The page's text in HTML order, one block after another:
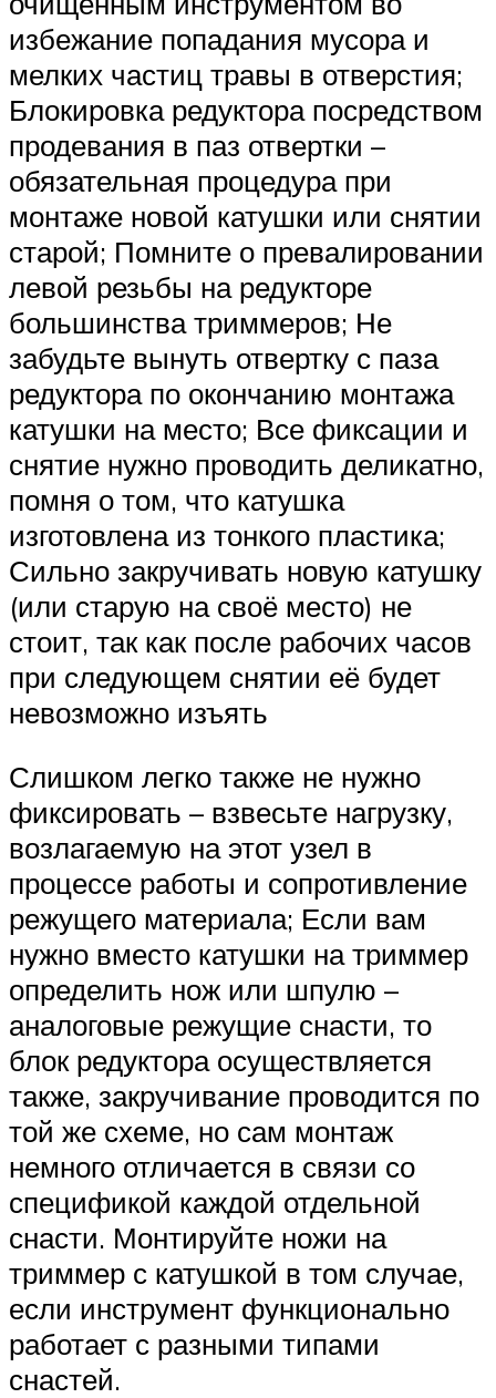
избежание попадания мусора и
мелких частиц травы в отверстия;
Блокировка редуктора посредством
продевания в паз отвертки –
обязательная процедура при
монтаже новой катушки или снятии
старой; Помните о превалировании
левой резьбы на редукторе
большинства триммеров; Не
забудьте вынуть отвертку с паза
редуктора по окончанию монтажа
катушки на место; Все фиксации и
снятие нужно проводить деликатно,
помня о том, что катушка
изготовлена из тонкого пластика;
Сильно закручивать новую катушку
(или старую на своё место) не
стоит, так как после рабочих часов
при следующем снятии её будет
невозможно изъять
Слишком легко также не нужно
фиксировать – взвесьте нагрузку,
возлагаемую на этот узел в
процессе работы и сопротивление
режущего материала; Если вам
нужно вместо катушки на триммер
определить нож или шпулю –
аналоговые режущие снасти, то
блок редуктора осуществляется
также, закручивание проводится по
той же схеме, но сам монтаж
немного отличается в связи со
спецификой каждой отдельной
снасти. Монтируйте ножи на
триммер с катушкой в том случае,
если инструмент функционально
работает с разными типами
снастей.